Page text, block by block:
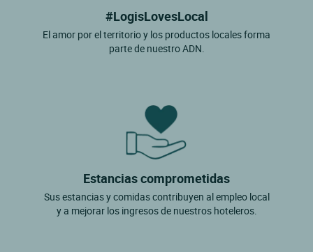
#LogisLovesLocal
El amor por el territorio y los productos locales forma
parte de nuestro ADN.
Estancias comprometidas
Sus estancias y comidas contribuyen al empleo local
y a mejorar los ingresos de nuestros hoteleros.